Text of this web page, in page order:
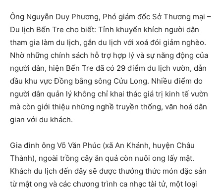
Ông Nguyễn Duy Phương, Phó giám đốc Sở Thương mại –
Du lịch Bến Tre cho biết: Tỉnh khuyến khích người dân
tham gia làm du lịch, gắn du lịch với xoá đói giảm nghèo.
Nhờ những chính sách hỗ trợ hợp lý và sự năng động của
người dân, hiện Bến Tre đã có 29 điểm du lịch vườn, dẫn
đầu khu vực Đồng bằng sông Cửu Long. Nhiều điểm do
người dân quản lý không chỉ khai thác giá trị kinh tế vườn
mà còn giới thiệu những nghề truyền thống, văn hoá dân
gian với du khách.
Gia đình ông Võ Văn Phúc (xã An Khánh, huyện Châu
Thành), ngoài trồng cây ăn quả còn nuôi ong lấy mật.
Khách du lịch đến đây sẽ được thưởng thức món đặc sản
từ mật ong và các chương trình ca nhạc tài tử, một loại